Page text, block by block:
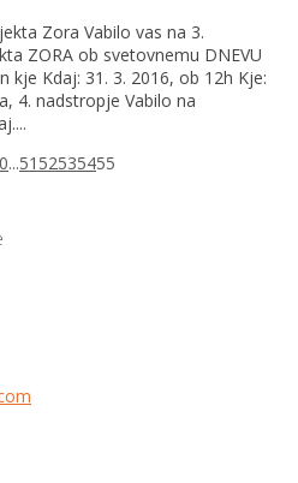
Zora Vabilo vas na 3.
ZORA ob svetovnemu DNEVU
kje Kdaj: 31. 3. 2016, ob 12h Kje:
4. nadstropje Vabilo na
...51 52535455